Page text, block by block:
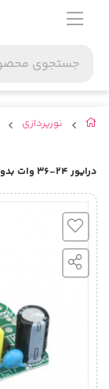
نورپردازی
درایور 24-36 وات بدون پوشش – DarkEnergy-isolated